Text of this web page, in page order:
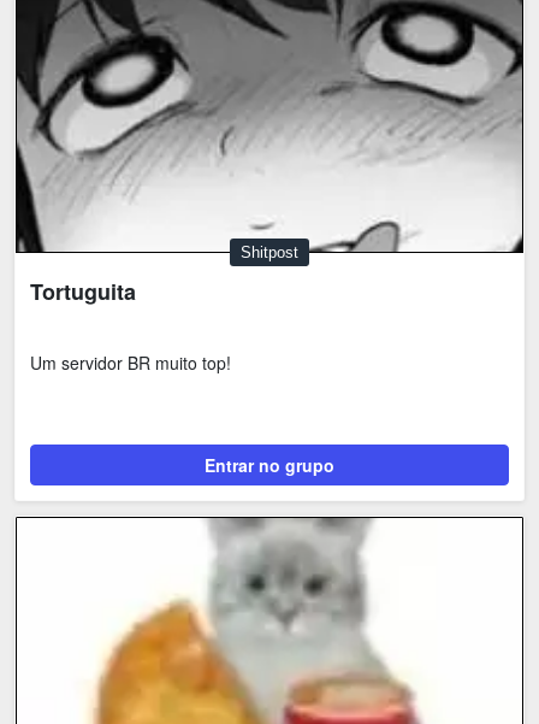
Frases e Mensagens
Futebol
Ganhar Dinheiro
Games e Jogos
LGBT
Moda e Beleza
Memes
Músicas
Webnamoro
Ofertas e Cupons
Política
Receitas
Religião
Tecnologia
Fãs
Investimentos
Motivação e Autoajuda
Shitpost
Tortuguita
Um servidor BR muito top!
Entrar no grupo